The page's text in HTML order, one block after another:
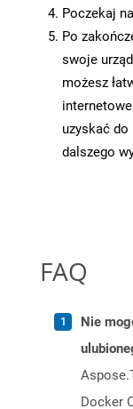
Poczekaj
Po
swoje
możesz
uzyskać
dalszego
FAQ
Nie
Docker